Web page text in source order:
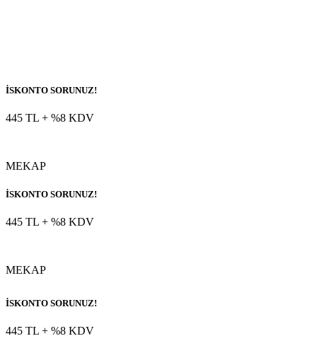
İSKONTO SORUNUZ!
445 TL + %8 KDV
MEKAP
İSKONTO SORUNUZ!
445 TL + %8 KDV
MEKAP
İSKONTO SORUNUZ!
445 TL + %8 KDV